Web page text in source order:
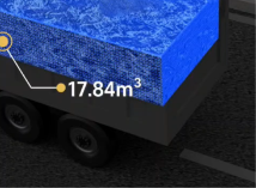
盘点系统，提供实时监
该系统具有全自动盘点功
可节省时间。
多